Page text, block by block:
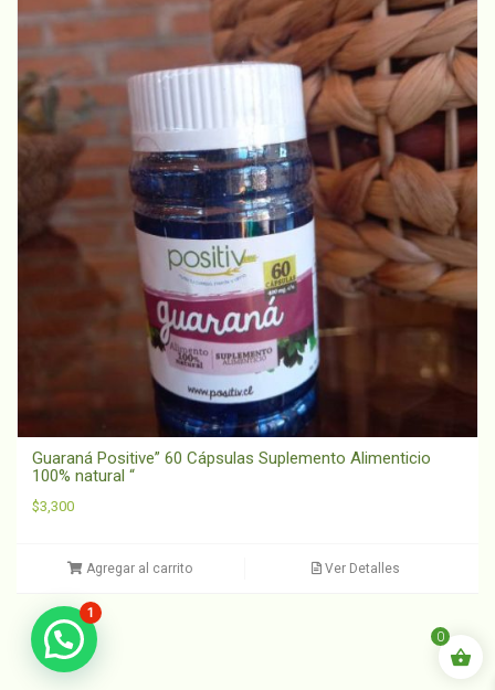
Guaraná Positive” 60 Cápsulas Suplemento Alimenticio
100% natural “
$3,300
Agregar al carrito Ver Detalles
0
1